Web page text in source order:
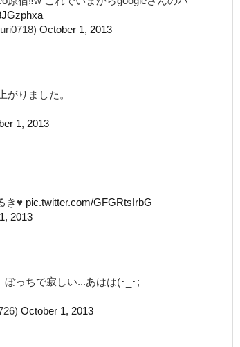
October 1, 2013
がりました。
1, 2013
き♥️ pic.twitter.com/GFGRtsIrbG
2013
っちで寂しい...あはは(･_･;
October 1, 2013